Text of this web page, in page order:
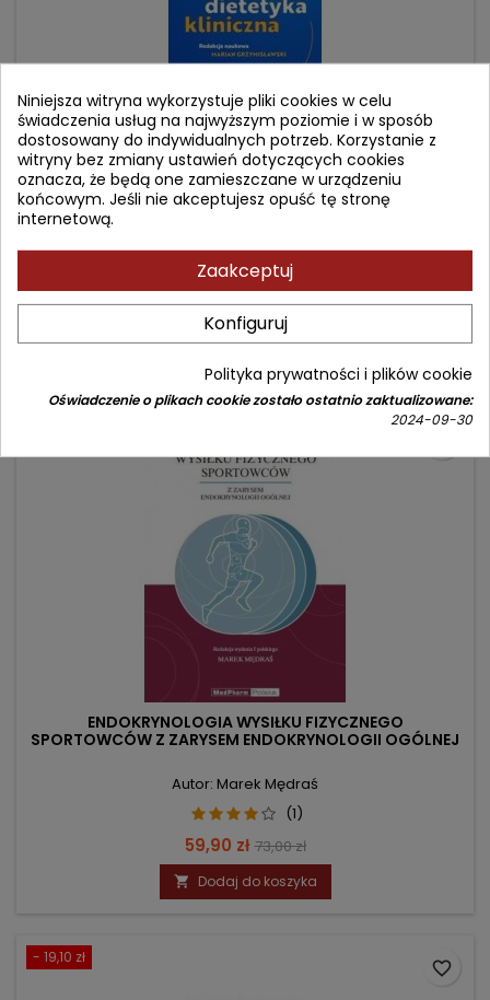
DIETETYKA KLINICZNA
(0)
Cena
196,90 złCena
podstawowa
229,00 zł
ENDOKRYNOLOGIA WYSIŁKU FIZYCZNEGO
SPORTOWCÓW Z ZARYSEM ENDOKRYNOLOGII OGÓLNEJ
Autor: Marek Mędraś
(1)
Cena
59,90 zł Cena
podstawowa
73,00 zł
 Dodaj do koszyka
- 19,10 zł
favorite_border
Niniejsza witryna wykorzystuje pliki cookies w celu
świadczenia usług na najwyższym poziomie i w sposób
dostosowany do indywidualnych potrzeb. Korzystanie z
witryny bez zmiany ustawień dotyczących cookies
oznacza, że będą one zamieszczane w urządzeniu
końcowym. Jeśli nie akceptujesz opuść tę stronę
internetową.
Zaakceptuj
Konfiguruj
Polityka prywatności i plików cookie
Oświadczenie o plikach cookie zostało ostatnio zaktualizowane:
2024-09-30